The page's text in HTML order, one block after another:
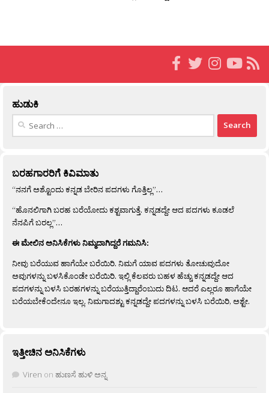
ಹುಡುಕಿ
Search
ಬರಹಗಾರರಿಗೆ ಕಿವಿಮಾತು
“ನನಗೆ ಅಶ್ಟೊಂದು ಕನ್ನಡ ಬೇರಿನ ಪದಗಳು ಗೊತ್ತಿಲ್ಲ”…
“ಹೊನಲಿಗಾಗಿ ಬರಹ ಬರೆಯೋದು ಕಶ್ಟವಾಗುತ್ತೆ. ಕನ್ನಡದ್ದೇ ಆದ ಪದಗಳು ಕೂಡಲೆ
ನೆನಪಿಗೆ ಬರಲ್ಲ”…
ಈ ಮೇಲಿನ ಅನಿಸಿಕೆಗಳು ನಿಮ್ಮದಾಗಿದ್ದರೆ ಗಮನಿಸಿ:
ನೀವು ಬರೆಯುವ ಹಾಗೆಯೇ ಬರೆಯಿರಿ. ನಿಮಗೆ ಯಾವ ಪದಗಳು ತೋಚುವುದೋ
ಅವುಗಳನ್ನು ಬಳಸಿಕೊಂಡೇ ಬರೆಯಿರಿ. ಇಲ್ಲಿ ಕೆಲವರು ಬಹಳ ಹೆಚ್ಚು ಕನ್ನಡದ್ದೇ ಆದ
ಪದಗಳನ್ನು ಬಳಸಿ ಬರಹಗಳನ್ನು ಬರೆಯುತ್ತಿದ್ದಾರೆಂಬುದು ದಿಟ. ಆದರೆ ಎಲ್ಲರೂ ಹಾಗೆಯೇ
ಬರೆಯಬೇಕೆಂದೇನೂ ಇಲ್ಲ. ನಿಮಗಾದಶ್ಟು ಕನ್ನಡದ್ದೇ ಪದಗಳನ್ನು ಬಳಸಿ ಬರೆಯಿರಿ, ಅಶ್ಟೇ.
ಇತ್ತೀಚಿನ ಅನಿಸಿಕೆಗಳು
Viren on ಹುಣಸೆ ಹುಳಿ ಅನ್ನ